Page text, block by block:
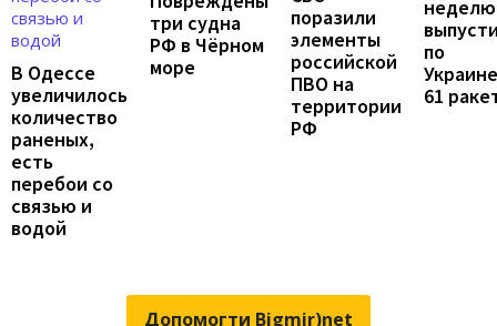
В Одессе
увеличилось
количество
раненых,
есть
перебои со
связью и
водой
три судна
РФ в Чёрном
море
поразили
элементы
российской
ПВО на
территории
РФ
неделю
по
Украине
61
Допомогти Bigmir)net